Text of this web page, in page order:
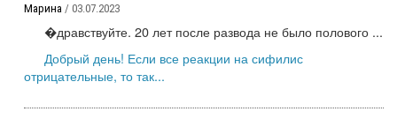
Марина / 03.07.2023
�дравствуйте. 20 лет после развода не было полового ...
Добрый день! Если все реакции на сифилис
отрицательные, то так...